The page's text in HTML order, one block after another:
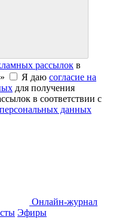
рассылок в
Я даю согласие на
для получения
в соответствии с
данных
Онлайн-журнал
Эфиры